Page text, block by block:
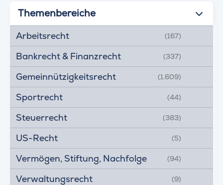
Themenbereiche
Arbeitsrecht (167)
Bankrecht & Finanzrecht (337)
Gemeinnützigkeitsrecht (1.609)
Sportrecht (44)
Steuerrecht (383)
US-Recht (5)
Vermögen, Stiftung, Nachfolge (94)
Verwaltungsrecht (9)